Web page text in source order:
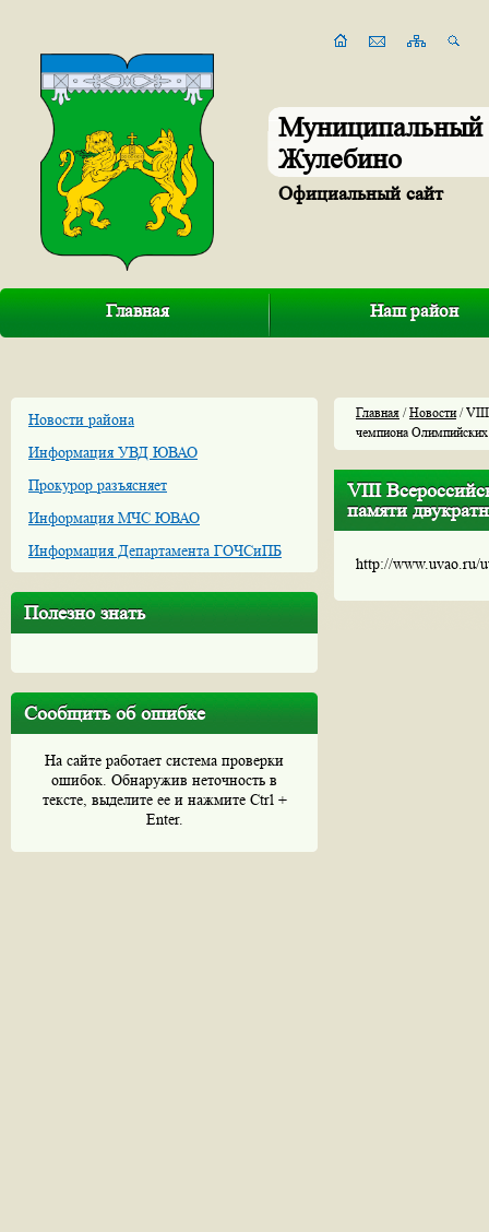
Муниципальный
Жулебино
Официальный сайт
Главная Наш район
Новости района
Информация УВД ЮВАО
Прокурор разъясняет
Информация МЧС ЮВАО
Информация Департамента ГОЧСиПБ
Полезно знать
Сообщить об ошибке
На сайте работает система проверки
ошибок. Обнаружив неточность в
тексте, выделите ее и нажмите Ctrl +
Enter.
Главная /Новости/ VIII
чемпиона
VIII
памяти
http://www.uvao.ru/